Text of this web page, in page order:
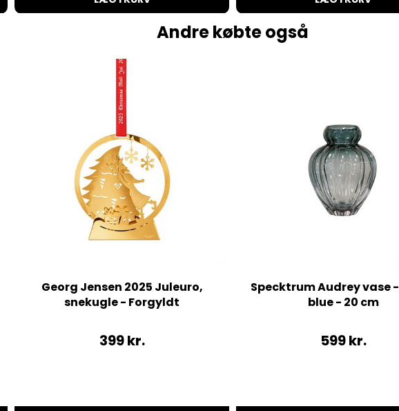
Andre købte også
Georg Jensen 2025 Juleuro,
snekugle - Forgyldt
399kr.
Specktrum Audrey vase - Petrol
blue - 20 cm
599kr.